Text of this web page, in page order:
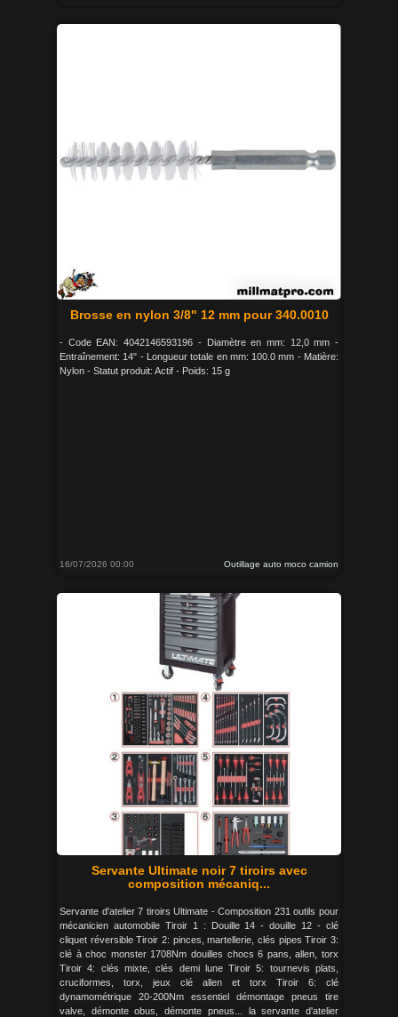
Brosse en nylon 3/8" 12 mm pour 340.0010
- Code EAN: 4042146593196 - Diamètre en mm: 12,0 mm -
Entraînement: 14" - Longueur totale en mm: 100.0 mm - Matière:
Nylon - Statut produit: Actif - Poids: 15 g
16/07/2026 00:00 Outillage auto moco camion
Servante Ultimate noir 7 tiroirs avec
composition mécaniq...
Servante d'atelier 7 tiroirs Ultimate - Composition 231 outils pour
mécanicien automobile Tiroir 1 : Douille 14 - douille 12 - clé
cliquet réversible Tiroir 2: pinces, martellerie, clés pipes Tiroir 3:
clé à choc monster 1708Nm douilles chocs 6 pans, allen, torx
Tiroir 4: clés mixte, clés demi lune Tiroir 5: tournevis plats,
cruciformes, torx, jeux clé allen et torx Tiroir 6: clé
dynamométrique 20-200Nm essentiel démontage pneus tire
valve, démonte obus, démonte pneus... la servante d'atelier